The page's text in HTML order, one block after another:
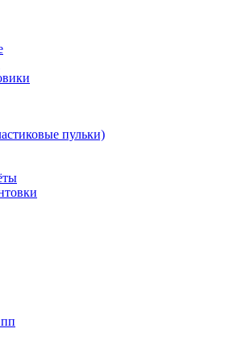
пульки)